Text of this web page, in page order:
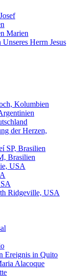
Marien
Herrn Jesus
Kolumbien
der Herzen,
SP, Brasilien
Brasilien
USA
Ridgeville, USA
Ereignis in Quito
Alacoque